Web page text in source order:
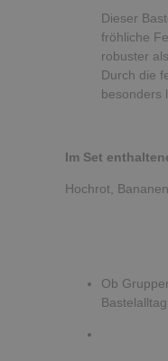
Dieser
fröhliche
robuster
Durch die
besonders
Im Set
Hochrot,
Ob